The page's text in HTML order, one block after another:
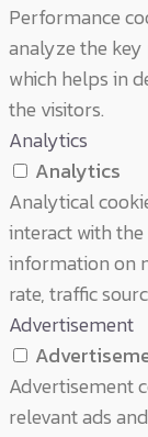
Performance
analyze the
which helps in
the visitors.
Analytics
Analytics
Analytical
interact with
information on
rate, traffic
Advertisement
Advertisement
relevant ads